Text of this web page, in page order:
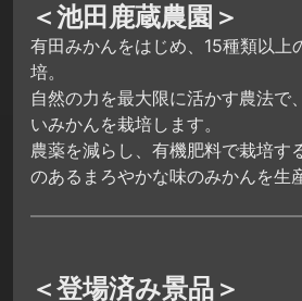
＜池田鹿蔵農園＞
有田みかんをはじめ、15種類以上
培。
自然の力を最大限に活かす農法で
いみかんを栽培します。
農薬を減らし、有機肥料で栽培す
のあるまろやかな味のみかんを生
＜登場済み景品＞